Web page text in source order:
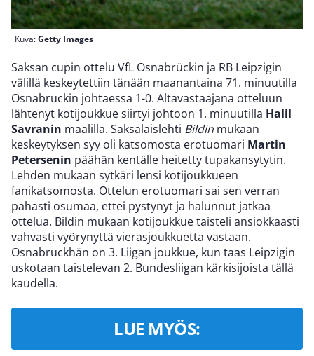
Kuva:Getty Images
Saksan cupin ottelu VfL Osnabrückin ja RB Leipzigin
välillä keskeytettiin tänään maanantaina 71. minuutilla
Osnabrückin johtaessa 1-0. Altavastaajana otteluun
lähtenyt kotijoukkue siirtyi johtoon 1. minuutilla Halil
Savranin maalilla. Saksalaislehti Bildin mukaan
keskeytyksen syy oli katsomosta erotuomari Martin
Petersenin päähän kentälle heitetty tupakansytytin.
Lehden mukaan sytkäri lensi kotijoukkueen
fanikatsomosta. Ottelun erotuomari sai sen verran
pahasti osumaa, ettei pystynyt ja halunnut jatkaa
ottelua. Bildin mukaan kotijoukkue taisteli ansiokkaasti
vahvasti vyörynyttä vierasjoukkuetta vastaan.
Osnabrückhän on 3. Liigan joukkue, kun taas Leipzigin
uskotaan taistelevan 2. Bundesliigan kärkisijoista tällä
kaudella.
LUE MYÖS: